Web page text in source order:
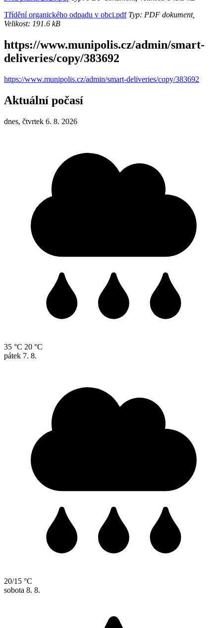
Třídění organického odpadu v obci.pdfTyp: PDF dokument,
Velikost: 191.6 kB
https://www.munipolis.cz/admin/smart-
deliveries/copy/383692
https://www.munipolis.cz/admin/smart-deliveries/copy/383692
Aktuální počasí
dnes, čtvrtek 6. 8. 2026
35 °C 20 °C
pátek 7. 8.
20/15 °C
sobota 8. 8.